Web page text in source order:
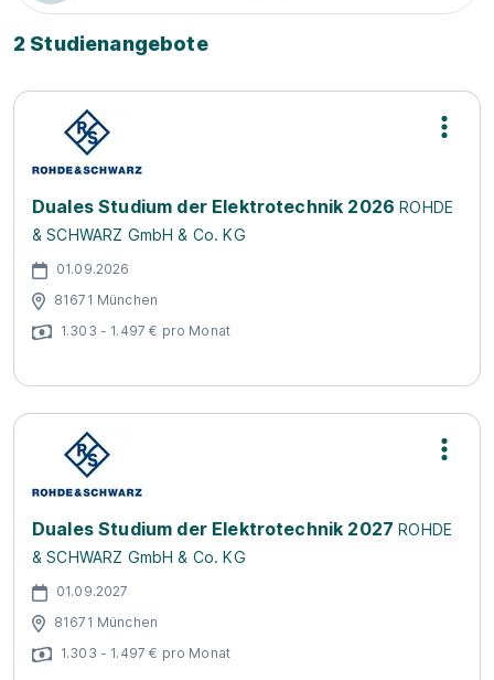
2 Studienangebote
Duales Studium der Elektrotechnik 2026 ROHDE
& SCHWARZ GmbH & Co. KG
01.09.2026
81671 München
1.303 - 1.497 € pro Monat
Duales Studium der Elektrotechnik 2027 ROHDE
& SCHWARZ GmbH & Co. KG
01.09.2027
81671 München
1.303 - 1.497 € pro Monat